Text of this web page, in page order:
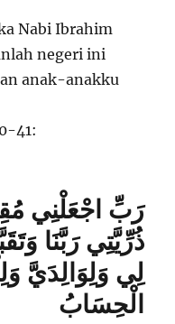
Nabi Ibrahim
negeri ini
anak-anakku
41:
رَبِّ اجْعَلْنِي
ذُرِّيَّتِي رَبَّنَا
لِي وَلِوَالِدَيَّ
الْحِسَابُ